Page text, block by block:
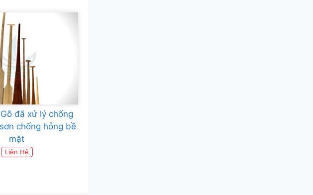
đã xử lý chống
chống hỏng bề
mặt
Liên Hệ